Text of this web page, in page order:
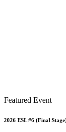
Featured Event
2026 ESL #6 (Final